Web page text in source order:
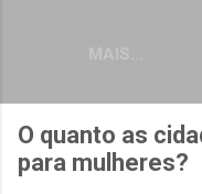
O quanto as
para mulheres?